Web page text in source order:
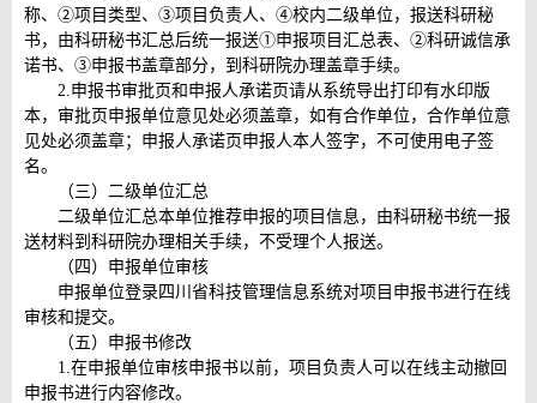
称、②项目类型、③项目负责人、④校内二级单位，报送科研秘
书，由科研秘书汇总后统一报送①申报项目汇总表、②科研诚信承
诺书、③申报书盖章部分，到科研院办理盖章手续。
2.申报书审批页和申报人承诺页请从系统导出打印有水印版
本，审批页申报单位意见处必须盖章，如有合作单位，合作单位意
见处必须盖章；申报人承诺页申报人本人签字，不可使用电子签
名。
（三）二级单位汇总
二级单位汇总本单位推荐申报的项目信息，由科研秘书统一报
送材料到科研院办理相关手续，不受理个人报送。
（四）申报单位审核
申报单位登录四川省科技管理信息系统对项目申报书进行在线
审核和提交。
（五）申报书修改
1.在申报单位审核申报书以前，项目负责人可以在线主动撤回
申报书进行内容修改。